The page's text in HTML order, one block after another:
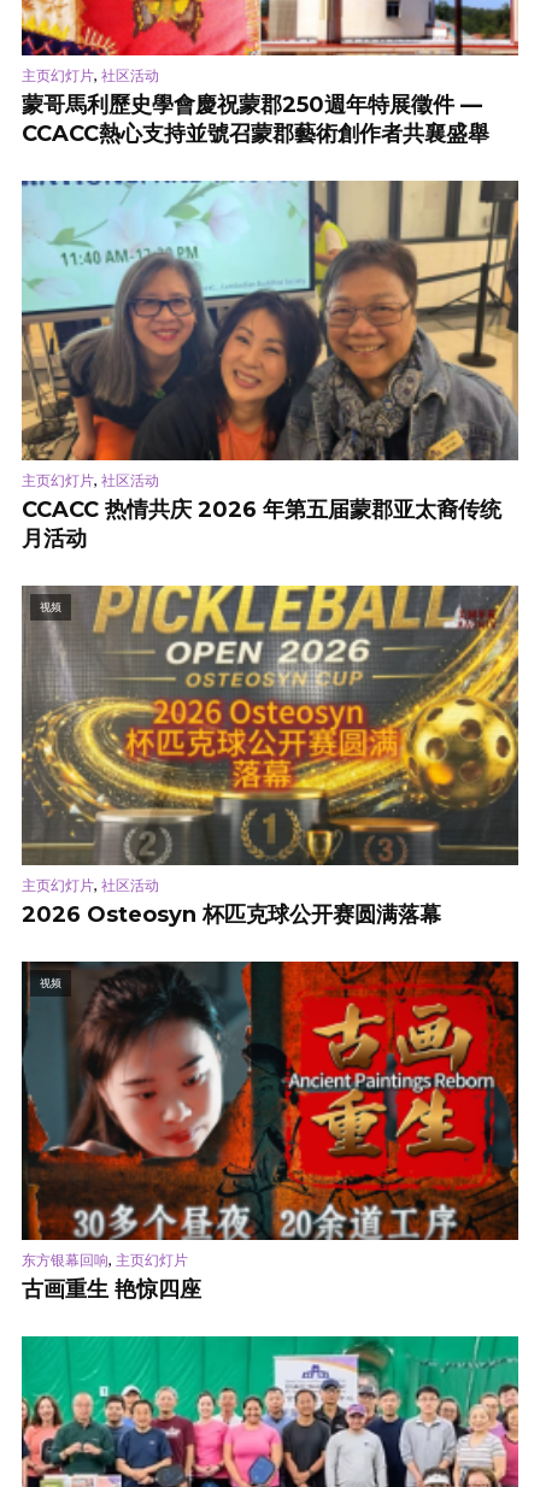
主页幻灯片, 社区活动
蒙哥馬利歷史學會慶祝蒙郡250週年特展徵件 —
CCACC熱心支持並號召蒙郡藝術創作者共襄盛舉
主页幻灯片, 社区活动
CCACC 热情共庆 2026 年第五届蒙郡亚太裔传统
月活动
视频
主页幻灯片, 社区活动
2026 Osteosyn 杯匹克球公开赛圆满落幕
视频
东方银幕回响, 主页幻灯片
古画重生 艳惊四座